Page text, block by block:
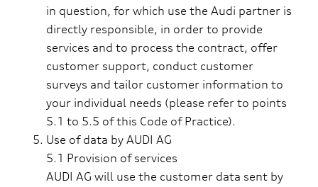
in question, for which use the Audi partner is
directly responsible, in order to provide
services and to process the contract, offer
customer support, conduct customer
surveys and tailor customer information to
your individual needs (please refer to points
5.1 to 5.5 of this Code of Practice).
Use of data by AUDI AG
5.1 Provision of services
AUDI AG will use the customer data sent by